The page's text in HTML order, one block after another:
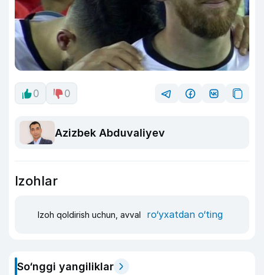
0 0
Azizbek Abduvaliyev
Izohlar
Izoh qoldirish uchun, avval ro‘yxatdan o‘ting
So‘nggi yangiliklar